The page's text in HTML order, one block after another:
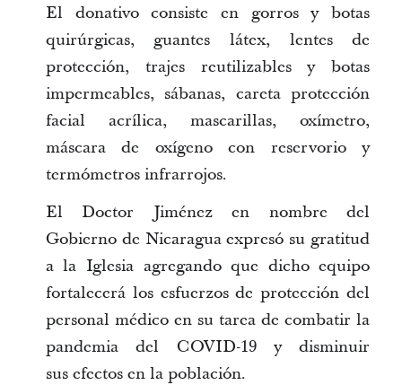
El donativo consiste en gorros y botas
quirúrgicas, guantes látex, lentes de
protección, trajes reutilizables y botas
impermeables, sábanas, careta protección
facial acrílica, mascarillas, oxímetro,
máscara de oxígeno con reservorio y
termómetros infrarrojos.
El Doctor Jiménez en nombre del
Gobierno de Nicaragua expresó su gratitud
a la Iglesia agregando que dicho equipo
fortalecerá los esfuerzos de protección del
personal médico en su tarea de combatir la
pandemia del COVID-19 y disminuir
sus efectos en la población.